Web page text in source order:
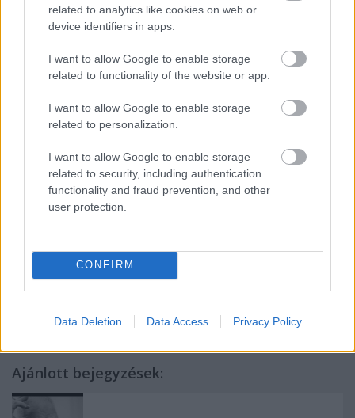
related to analytics like cookies on web or
device identifiers in apps.
I want to allow Google to enable storage
related to functionality of the website or app.
I want to allow Google to enable storage
related to personalization.
I want to allow Google to enable storage
related to security, including authentication
functionality and fraud prevention, and other
user protection.
CONFIRM
Data Deletion Data Access Privacy Policy
És valaki befejezhetné a Csokonai-regényt. Más
valaki megírhatná aJames Joyce világa
népszerű életrajzot, amelyet egy barátja bele is írt
egy nekrológba, noha ilyet ő sosem írt. De ahogy
Takács mondogatta: a volt és a lehetett volna között
csak hajszálnyi a különbség. Ennek értelmében
valóban ő volt a mi külön bejáratú Dr. Johnsonunk.
Csak a sors a 18. századi egyetlen hatalmas szellemi
visszhangkamrát sok kicsire tördelte fel. Így
megmaradt a magyar magaskultúra egyik
legragyogóbb titkos sztárjának.
Török András
Címkék:magyar nekrológ takács ferenc
Ajánlott bejegyzések: